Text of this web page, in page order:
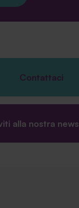
Contattaci
alla nostra